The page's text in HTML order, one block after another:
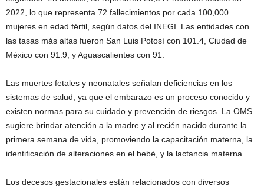
2022, lo que representa 72 fallecimientos por cada 100,000
mujeres en edad fértil, según datos del INEGI. Las entidades con
las tasas más altas fueron San Luis Potosí con 101.4, Ciudad de
México con 91.9, y Aguascalientes con 91.
Las muertes fetales y neonatales señalan deficiencias en los
sistemas de salud, ya que el embarazo es un proceso conocido y
existen normas para su cuidado y prevención de riesgos. La OMS
sugiere brindar atención a la madre y al recién nacido durante la
primera semana de vida, promoviendo la capacitación materna, la
identificación de alteraciones en el bebé, y la lactancia materna.
Los decesos gestacionales están relacionados con diversos